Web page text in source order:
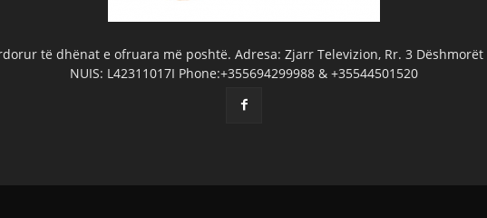
të dhënat e ofruara më poshtë. Adresa: Zjarr Televizion, Rr. 3 Dëshmorët
NUIS: L42311017I Phone:+355694299988 & +35544501520